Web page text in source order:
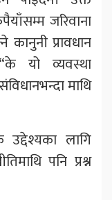
जरिवाना
प्रावधान
यो व्यवस्था
माथि
लागि
पनि प्रश्न